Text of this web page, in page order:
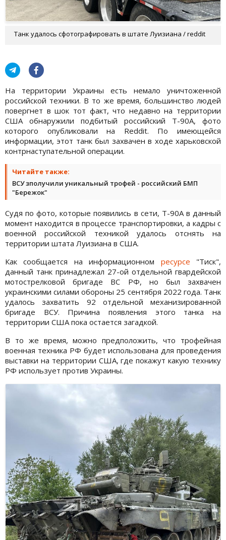
Танк удалось сфотографировать в штате Луизиана / reddit
На территории Украины есть немало уничтоженной
российской техники. В то же время, большинство людей
повергнет в шок тот факт, что недавно на территории
США обнаружили подбитый российский Т-90А, фото
которого опубликовали на Reddit. По имеющейся
информации, этот танк был захвачен в ходе харьковской
контрнаступательной операции.
Читайте также:
ВСУ зполучили уникальный трофей - российский БМП
"Бережок"
Судя по фото, которые появились в сети, Т-90А в данный
момент находится в процессе транспортировки, а кадры с
военной российской техникой удалось отснять на
территории штата Луизиана в США.
Как сообщается на информационном ресурсе "Тиск",
данный танк принадлежал 27-ой отдельной гвардейской
мотострелковой бригаде ВС РФ, но был захвачен
украинскими силами обороны 25 сентября 2022 года. Танк
удалось захватить 92 отдельной механизированной
бригаде ВСУ. Причина появления этого танка на
территории США пока остается загадкой.
В то же время, можно предположить, что трофейная
военная техника РФ будет использована для проведения
выставки на территории США, где покажут какую технику
РФ использует против Украины.